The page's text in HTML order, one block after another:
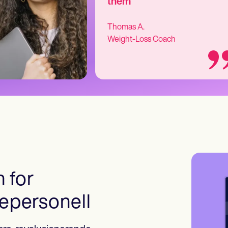
them
Thomas A.
Weight-Loss Coach
for